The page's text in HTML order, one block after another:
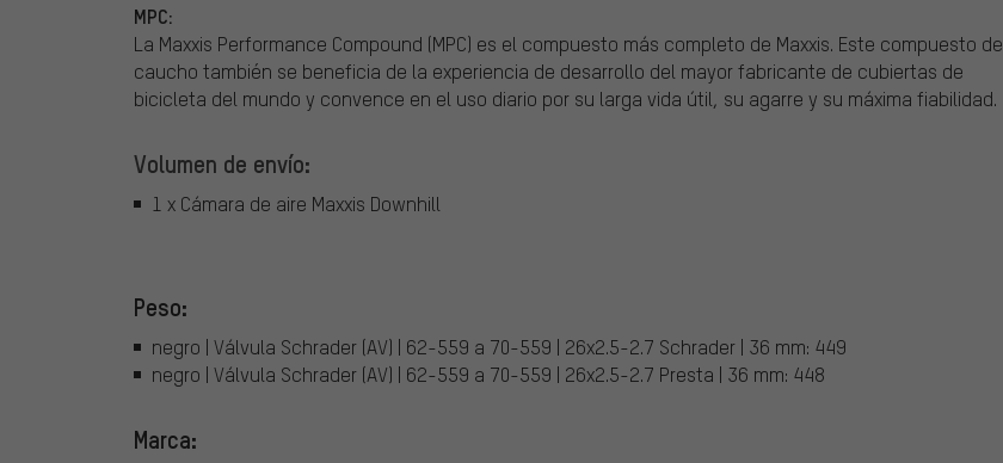
MPC:
La Maxxis Performance Compound (MPC) es el compuesto más completo de Maxxis. Este compuesto de
caucho también se beneficia de la experiencia de desarrollo del mayor fabricante de cubiertas de
bicicleta del mundo y convence en el uso diario por su larga vida útil, su agarre y su máxima fiabilidad.
Volumen de envío:
1 x Cámara de aire Maxxis Downhill
Peso:
negro | Válvula Schrader (AV) | 62-559 a 70-559 | 26x2.5-2.7 Schrader | 36 mm: 449
negro | Válvula Schrader (AV) | 62-559 a 70-559 | 26x2.5-2.7 Presta | 36 mm: 448
Marca: